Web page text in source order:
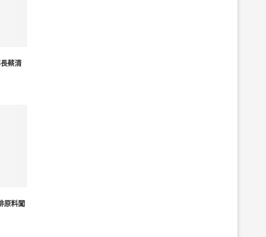
蔡清
原料闖